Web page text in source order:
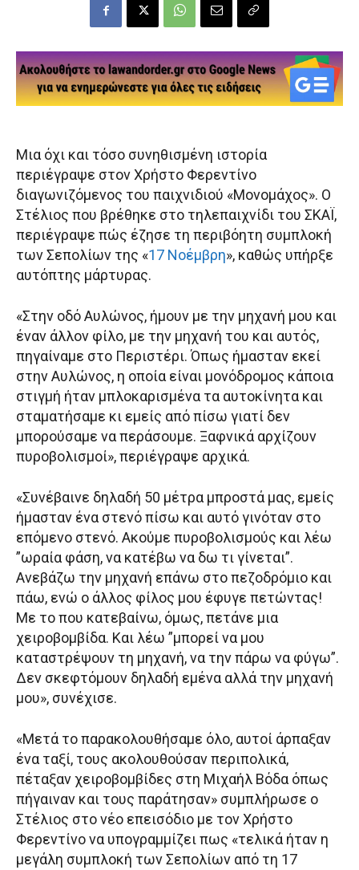
Μια όχι και τόσο συνηθισμένη ιστορία
περιέγραψε στον Χρήστο Φερεντίνο
διαγωνιζόμενος του παιχνιδιού «Μονομάχος». Ο
Στέλιος που βρέθηκε στο τηλεπαιχνίδι του ΣΚΑΪ,
περιέγραψε πώς έζησε τη περιβόητη συμπλοκή
των Σεπολίων της «17 Νοέμβρη», καθώς υπήρξε
αυτόπτης μάρτυρας.
«Στην οδό Αυλώνος, ήμουν με την μηχανή μου και
έναν άλλον φίλο, με την μηχανή του και αυτός,
πηγαίναμε στο Περιστέρι. Όπως ήμασταν εκεί
στην Αυλώνος, η οποία είναι μονόδρομος κάποια
στιγμή ήταν μπλοκαρισμένα τα αυτοκίνητα και
σταματήσαμε κι εμείς από πίσω γιατί δεν
μπορούσαμε να περάσουμε. Ξαφνικά αρχίζουν
πυροβολισμοί», περιέγραψε αρχικά.
«Συνέβαινε δηλαδή 50 μέτρα μπροστά μας, εμείς
ήμασταν ένα στενό πίσω και αυτό γινόταν στο
επόμενο στενό. Ακούμε πυροβολισμούς και λέω
”ωραία φάση, να κατέβω να δω τι γίνεται”.
Ανεβάζω την μηχανή επάνω στο πεζοδρόμιο και
πάω, ενώ ο άλλος φίλος μου έφυγε πετώντας!
Με το που κατεβαίνω, όμως, πετάνε μια
χειροβομβίδα. Και λέω ”μπορεί να μου
καταστρέψουν τη μηχανή, να την πάρω να φύγω”.
Δεν σκεφτόμουν δηλαδή εμένα αλλά την μηχανή
μου», συνέχισε.
«Μετά το παρακολουθήσαμε όλο, αυτοί άρπαξαν
ένα ταξί, τους ακολουθούσαν περιπολικά,
πέταξαν χειροβομβίδες στη Μιχαήλ Βόδα όπως
πήγαιναν και τους παράτησαν» συμπλήρωσε ο
Στέλιος στο νέο επεισόδιο με τον Χρήστο
Φερεντίνο να υπογραμμίζει πως «τελικά ήταν η
μεγάλη συμπλοκή των Σεπολίων από τη 17